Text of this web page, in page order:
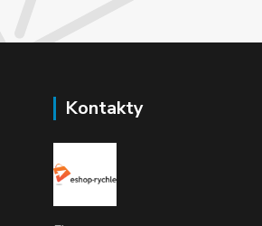
Kontakty